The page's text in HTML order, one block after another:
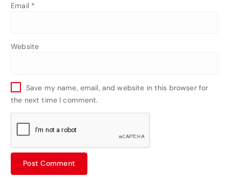
Email *
Website
Save my name, email, and website in this browser for
the next time I comment.